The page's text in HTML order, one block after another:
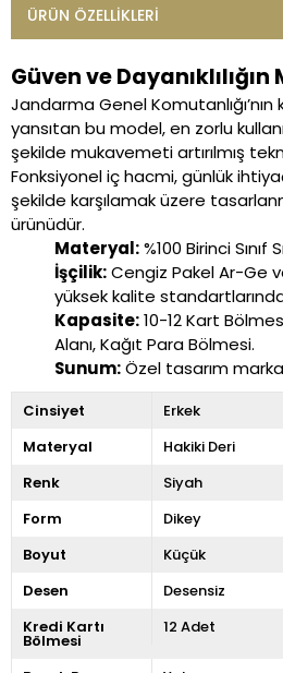
ÜRÜN ÖZELLIKLERI
Güven ve
Jandarma Genel
yansıtan bu model, en zorlu
şekilde mukavemeti artırılmış
Fonksiyonel iç hacmi, günlük
şekilde karşılamak üzere
ürünüdür.
Materyal:%100 Birinci Sınıf
İşçilik:Cengiz Pakel Ar-Ge
yüksek kalite
Kapasite:10-12 Kart
Alanı, Kağıt Para Bölmesi.
Sunum:Özel tasarım
Cinsiyet
Erkek
Materyal
Hakiki Deri
Renk
Siyah
Form
Dikey
Boyut
Küçük
Desen
Desensiz
Kredi Kartı
Bölmesi
12 Adet